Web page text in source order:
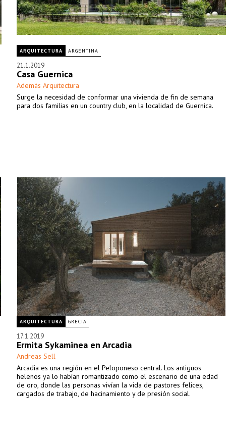
ARQUITECTURA ARGENTINA
21.1.2019
Casa Guernica
Además Arquitectura
Surge la necesidad de conformar una vivienda de fin de semana
para dos familias en un country club, en la localidad de Guernica.
ARQUITECTURA GRECIA
17.1.2019
Ermita Sykaminea en Arcadia
Andreas Sell
Arcadia es una región en el Peloponeso central. Los antiguos
helenos ya lo habían romantizado como el escenario de una edad
de oro, donde las personas vivían la vida de pastores felices,
cargados de trabajo, de hacinamiento y de presión social.